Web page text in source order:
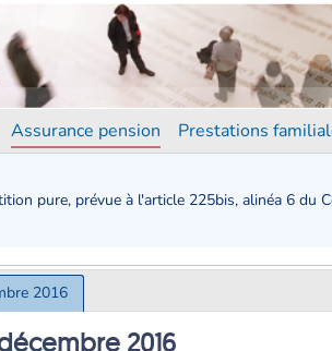
Assurance pension Prestations
pure, prévue à l'article 225bis, alinéa 6 du
2016
2016